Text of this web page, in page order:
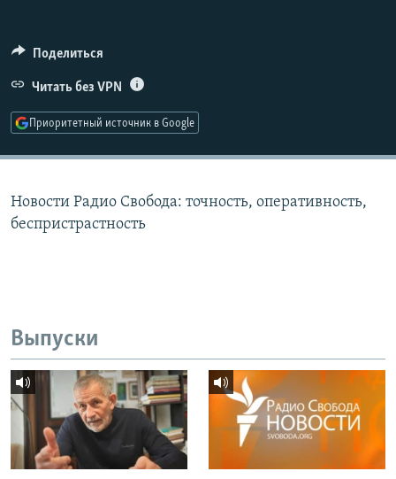
ПОДПИШИТЕСЬ НА РАССЫЛКУ
СОЦИАЛЬНЫЕ СЕТИ
Поделиться
Читать без VPN
Приоритетный источник в Google
Новости Радио Свобода: точность, оперативность,
беспристрастность
Выпуски